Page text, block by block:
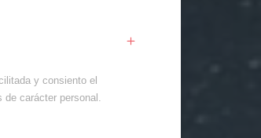
y consiento el
de carácter personal.